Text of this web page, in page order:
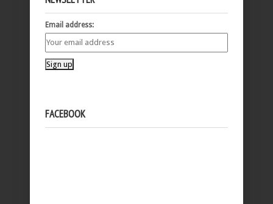
Email address:
FACEBOOK